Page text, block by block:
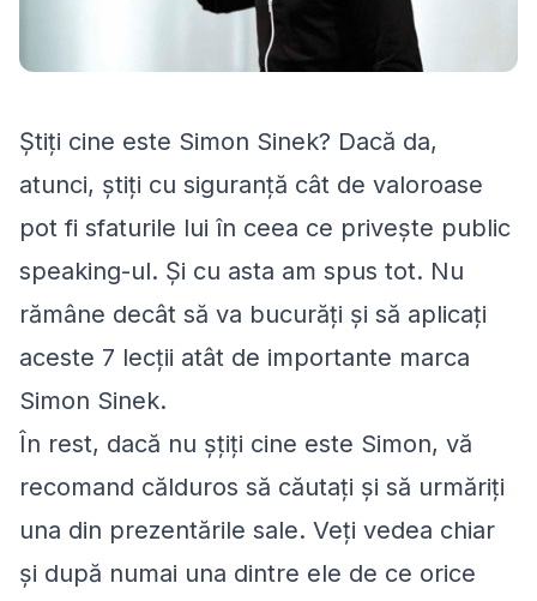
Știți cine este Simon Sinek? Dacă da,
atunci, știți cu siguranță cât de valoroase
pot fi sfaturile lui în ceea ce privește public
speaking-ul. Și cu asta am spus tot. Nu
rămâne decât să va bucurăți și să aplicați
aceste 7 lecții atât de importante marca
Simon Sinek.
În rest, dacă nu șțiți cine este Simon, vă
recomand călduros să căutați și să urmăriți
una din prezentările sale. Veți vedea chiar
și după numai una dintre ele de ce orice